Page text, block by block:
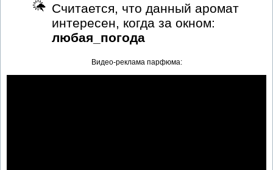
Считается, что данный аромат
интересен, когда за окном:
любая_погода
Видео-реклама парфюма: